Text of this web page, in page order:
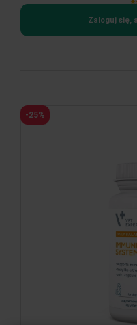
Zaloguj się,
-25%